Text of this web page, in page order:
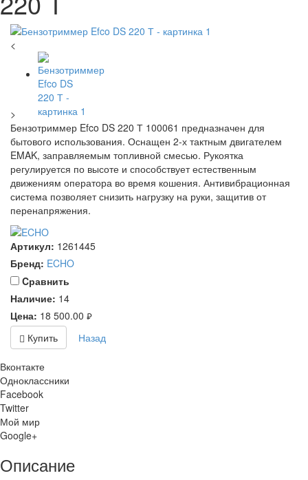
<
>
Бензотриммер Efco DS 220 Т 100061 предназначен для
бытового использования. Оснащен 2-х тактным двигателем
EMAK, заправляемым топливной смесью. Рукоятка
регулируется по высоте и способствует естественным
движениям оператора во время кошения. Антивибрационная
система позволяет снизить нагрузку на руки, защитив от
перенапряжения.
Артикул: 1261445
Бренд: ECHO
Cравнить
Наличие: 14
Цена: 18 500.00 руб.
Купить Назад
Вконтакте
Одноклассники
Facebook
Twitter
Мой мир
Google+
Описание